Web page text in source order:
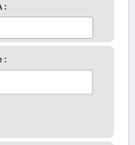
:
: